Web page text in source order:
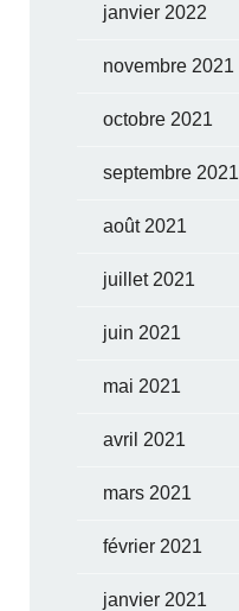
janvier 2022
novembre 2021
octobre 2021
septembre 2021
août 2021
juillet 2021
juin 2021
mai 2021
avril 2021
mars 2021
février 2021
janvier 2021